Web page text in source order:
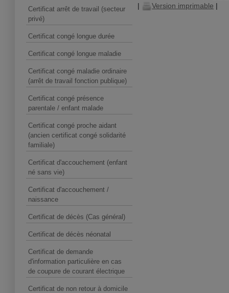
Certificat arrêt de travail (secteur
privé)
Certificat congé longue durée
Certificat congé longue maladie
Certificat congé maladie ordinaire
(arrêt de travail fonction publique)
Certificat congé présence
parentale / enfant malade
Certificat congé proche aidant
(ancien certificat congé solidarité
familiale)
Certificat d'accouchement (enfant
né sans vie)
Certificat d'accouchement /
naissance
Certificat de décès (Cas général)
Certificat de décès néonatal
Certificat de demande
d'information particulière en cas
de coupure de courant électrique
Certificat de non retour à domicile
| Version imprimable |